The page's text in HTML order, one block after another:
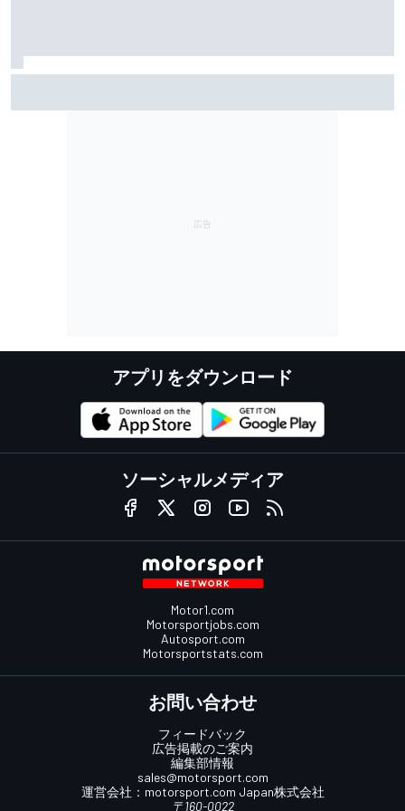
る！
アプリをダウンロード
ソーシャルメディア
Motor1.com
Motorsportjobs.com
Autosport.com
Motorsportstats.com
お問い合わせ
フィードバック
広告掲載のご案内
編集部情報
sales@motorsport.com
運営会社： motorsport.com Japan株式会社
〒160-0022